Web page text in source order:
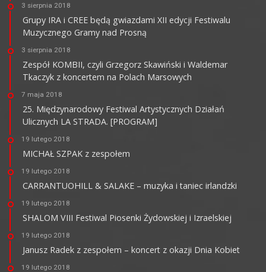
3 sierpnia 2018
Grupy IRA i CREE będą gwiazdami XII edycji Festiwalu
Muzycznego Gramy nad Prosną
3 sierpnia 2018
Zespół KOMBII, czyli Grzegorz Skawiński i Waldemar
Tkaczyk z koncertem na Polach Marsowych
7 maja 2018
25. Międzynarodowy Festiwal Artystycznych Działań
Ulicznych LA STRADA. [PROGRAM]
19 lutego 2018
MICHAŁ SZPAK z zespołem
19 lutego 2018
CARRANTUOHILL & SALAKE – muzyka i taniec irlandzki
19 lutego 2018
SHALOM VIII Festiwal Piosenki Żydowskiej i Izraelskiej
19 lutego 2018
Janusz Radek z zespołem – koncert z okazji Dnia Kobiet
19 lutego 2018